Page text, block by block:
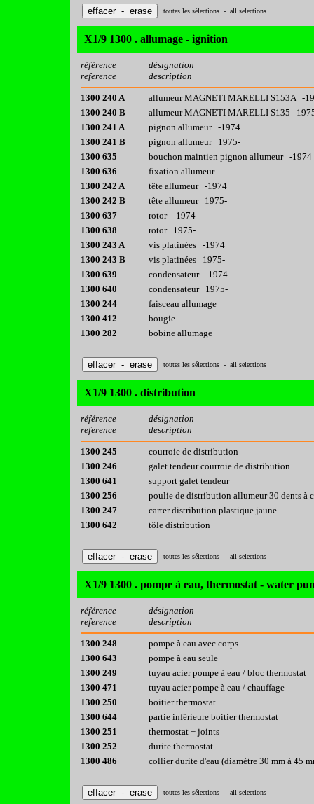
toutes les sélections - all selections
X1/9 1300 . allumage - ignition
référence
reference
désignation
description
1300 240 A
allumeur MAGNETI MARELLI S153A -
1300 240 B
allumeur MAGNETI MARELLI S135
1300 241 A
pignon allumeur -1974
1300 241 B
pignon allumeur 1975-
1300 635
bouchon maintien pignon allumeur -1974
1300 636
fixation allumeur
1300 242 A
tête allumeur -1974
1300 242 B
tête allumeur 1975-
1300 637
rotor -1974
1300 638
rotor 1975-
1300 243 A
vis platinées -1974
1300 243 B
vis platinées 1975-
1300 639
condensateur -1974
1300 640
condensateur 1975-
1300 244
faisceau allumage
1300 412
bougie
1300 282
bobine allumage
toutes les sélections - all selections
X1/9 1300 . distribution
référence
reference
désignation
description
1300 245
courroie de distribution
1300 246
galet tendeur courroie de distribution
1300 641
support galet tendeur
1300 256
poulie de distribution allumeur 30 dents à
1300 247
carter distribution plastique jaune
1300 642
tôle distribution
toutes les sélections - all selections
X1/9 1300 . pompe à eau, thermostat - water
référence
reference
désignation
description
1300 248
pompe à eau avec corps
1300 643
pompe à eau seule
1300 249
tuyau acier pompe à eau / bloc thermostat
1300 471
tuyau acier pompe à eau / chauffage
1300 250
boitier thermostat
1300 644
partie inférieure boitier thermostat
1300 251
thermostat + joints
1300 252
durite thermostat
1300 486
collier durite d'eau (diamètre 30 mm à 45
toutes les sélections - all selections